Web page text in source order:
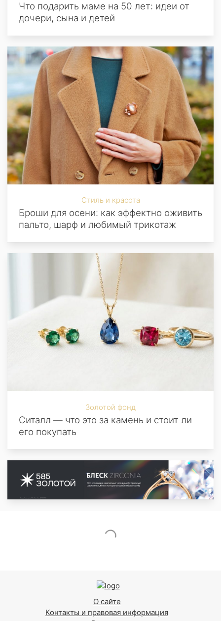
Что подарить маме на 50 лет: идеи от
дочери, сына и детей
Стиль и красота
Броши для осени: как эффектно оживить
пальто, шарф и любимый трикотаж
Золотой фонд
Ситалл — что это за камень и стоит ли
его покупать
О сайте
Контакты и правовая информация